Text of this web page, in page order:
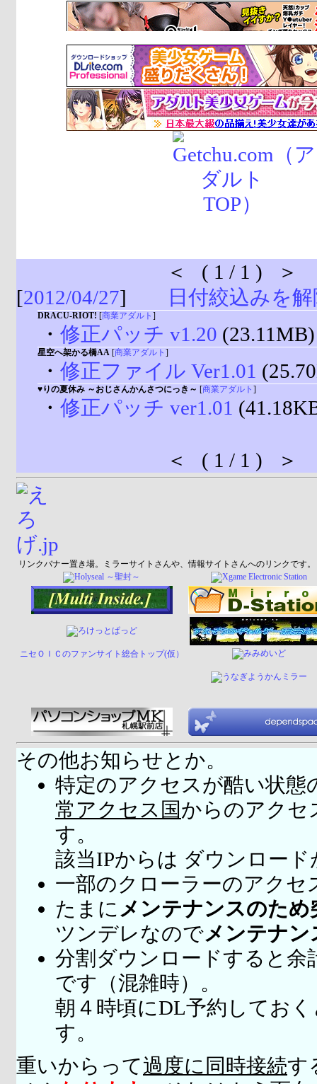
＜ ( 1 / 1 ) ＞
[2012/04/27] 日付絞込みを
DRACU-RIOT! [商業アダルト ]
・ 修正パッチ v1.20 (23.11MB)
星空へ架かる橋AA [商業アダルト ]
・ 修正ファイル Ver1.01
♥りの夏休み ～おじさんかんさつにっき～ [商業アダルト ]
・ 修正パッチ ver1.01
＜ ( 1 / 1 ) ＞
リンクバナー置き場。ミラーサイトさんや、情報サイトさんへのリンクです。
ニセＯＩＣのファンサイト総合トップ(仮）
その他お知らせとか。
特定のアクセスが酷い状態
常アクセス国からのアクセ
す。
該当IPからは ダウンロー
一部のクローラーのアクセ
たまに メンテナンスのため
ツンデレなのでメンテナ
分割ダウンロードすると余
です（混雑時）。
朝４時頃にDL予約してお
す。
重いからって過度に同時接続す